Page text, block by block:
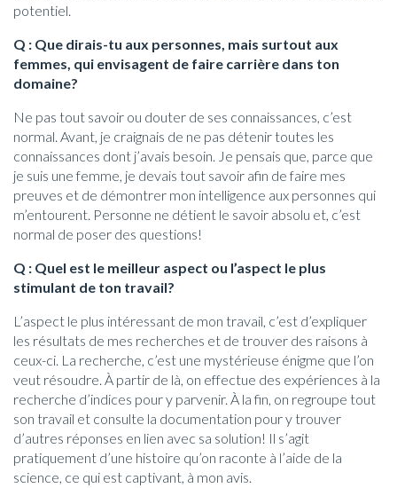
potentiel.
Q : Que dirais-tu aux personnes, mais surtout aux
femmes, qui envisagent de faire carrière dans ton
domaine?
Ne pas tout savoir ou douter de ses connaissances, c’est
normal. Avant, je craignais de ne pas détenir toutes les
connaissances dont j’avais besoin. Je pensais que, parce que
je suis une femme, je devais tout savoir afin de faire mes
preuves et de démontrer mon intelligence aux personnes qui
m’entourent. Personne ne détient le savoir absolu et, c’est
normal de poser des questions!
Q : Quel est le meilleur aspect ou l’aspect le plus
stimulant de ton travail?
L’aspect le plus intéressant de mon travail, c’est d’expliquer
les résultats de mes recherches et de trouver des raisons à
ceux-ci. La recherche, c’est une mystérieuse énigme que l’on
veut résoudre. À partir de là, on effectue des expériences à la
recherche d’indices pour y parvenir. À la fin, on regroupe tout
son travail et consulte la documentation pour y trouver
d’autres réponses en lien avec sa solution! Il s’agit
pratiquement d’une histoire qu’on raconte à l’aide de la
science, ce qui est captivant, à mon avis.